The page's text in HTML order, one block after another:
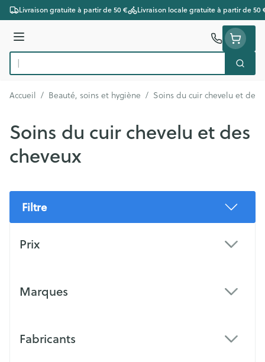
Aller au contenu
Livraison gratuite à partir de 50 € Livraison locale gratuite à partir de 50
Menu
Rechercher
Accueil / Beauté, soins et hygiène / Soins du cuir chevelu et des
Soins du cuir chevelu et des
cheveux
Filtre
Prix
Marques
Fabricants